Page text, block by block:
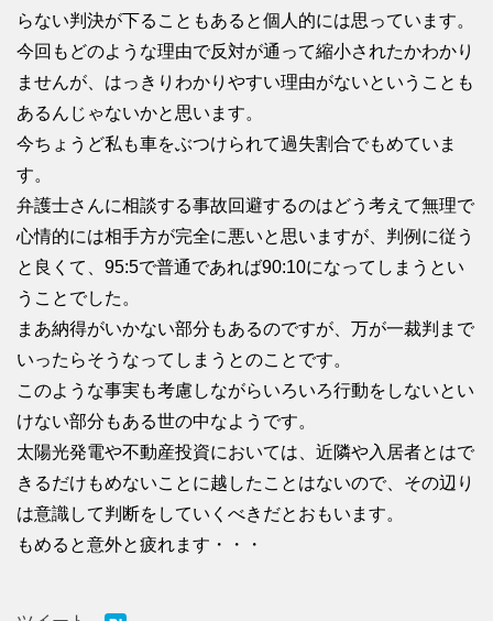
らない判決が下ることもあると個人的には思っています。
今回もどのような理由で反対が通って縮小されたかわかり
ませんが、はっきりわかりやすい理由がないということも
あるんじゃないかと思います。
今ちょうど私も車をぶつけられて過失割合でもめていま
す。
弁護士さんに相談する事故回避するのはどう考えて無理で
心情的には相手方が完全に悪いと思いますが、判例に従う
と良くて、95:5で普通であれば90:10になってしまうとい
うことでした。
まあ納得がいかない部分もあるのですが、万が一裁判まで
いったらそうなってしまうとのことです。
このような事実も考慮しながらいろいろ行動をしないとい
けない部分もある世の中なようです。
太陽光発電や不動産投資においては、近隣や入居者とはで
きるだけもめないことに越したことはないので、その辺り
は意識して判断をしていくべきだとおもいます。
もめると意外と疲れます・・・